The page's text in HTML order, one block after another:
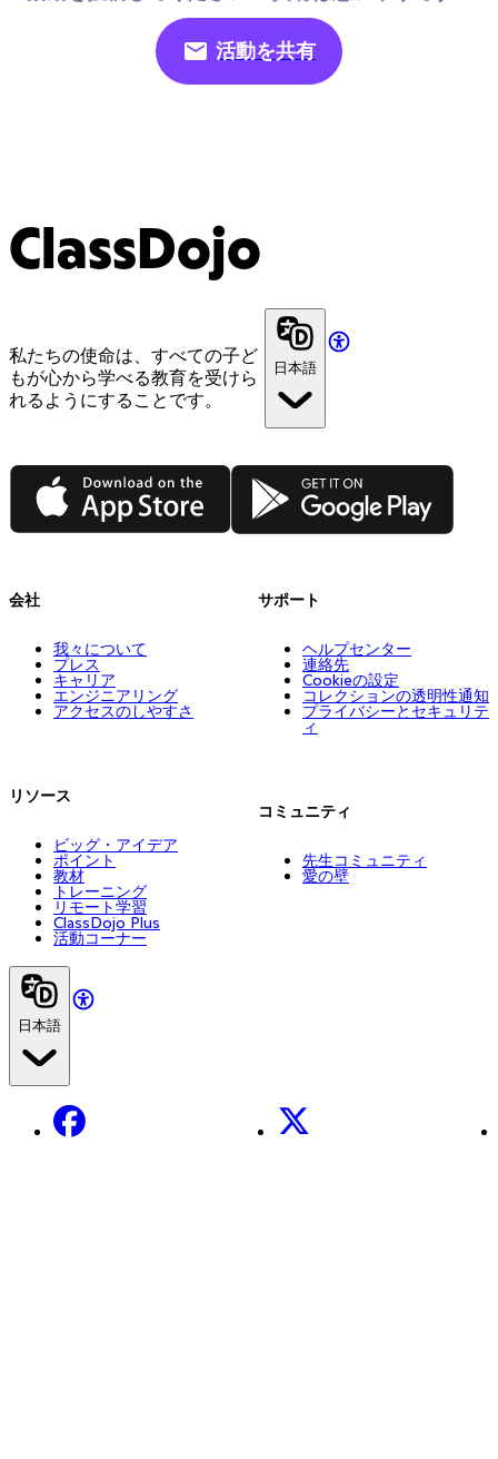
活動を共有
ClassDojo
私たちの使命は、すべての子ど
もが心から学べる教育を受けら
れるようにすることです。
日本語
App Store Google Play
会社
我々について
プレス
キャリア
エンジニアリング
アクセスのしやすさ
リソース
ビッグ・アイデア
ポイント
教材
トレーニング
リモート学習
ClassDojo Plus
活動コーナー
サポート
ヘルプセンター
連絡先
Cookieの設定
コレクションの透明性通知
プライバシーとセキュリテ
ィ
コミュニティ
先生コミュニティ
愛の壁
日本語
Facebook X